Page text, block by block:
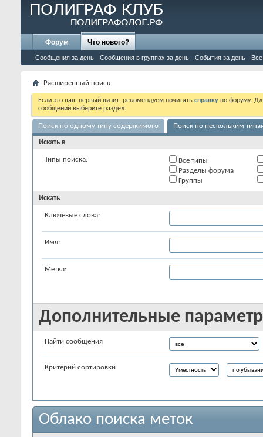
Форум Что нового?
Сообщения за день Сообщения в группах за день События за день
Расширенный поиск
Если это ваш первый визит, рекомендуем почитать справку по форуму.
сообщений выберите раздел.
Поиск по одному типу содержимого Поиск по нескольким
Искать в
Типы поиска:
Все типы
Разделы форума
Группы
Искать
Ключевые слова:
Имя:
Метка:
Дополнительные
Найти сообщения
Критерий сортировки
Облако поиска меток